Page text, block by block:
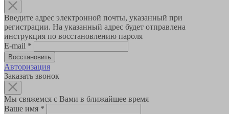
Введите адрес электронной почты, указанный при
регистрации. На указанный адрес будет отправлена
инструкция по восстановлению пароля
E-mail *
Авторизация
Заказать звонок
Мы свяжемся с Вами в ближайшее время
Ваше имя *